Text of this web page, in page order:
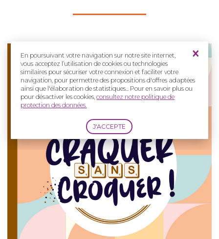
En poursuivant votre navigation sur notre site internet,
vous acceptez l’utilisation de cookies ou technologies
similaires pour sécuriser votre connexion et faciliter votre
navigation, pour permettre des propositions d'offres adaptées
ainsi que l'élaboration de statistiques... Pour en savoir plus ou
pour désactiver les cookies,consultez notre politique de
protection des données.